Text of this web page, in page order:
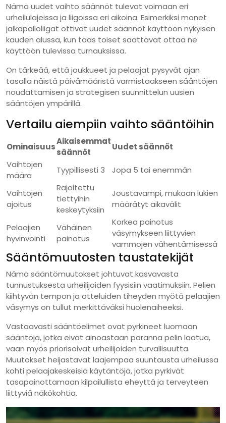
Nämä uudet vaihto säännöt tulevat voimaan eri
urheilulajeissa ja liigoissa eri aikoina. Esimerkiksi monet
jalkapalloliigat ottivat uudet säännöt käyttöön nykyisen
kauden alussa, kun taas toiset saattavat ottaa ne
käyttöön tulevissa turnauksissa.
On tärkeää, että joukkueet ja pelaajat pysyvät ajan
tasalla näistä päivämääristä varmistaakseen sääntöjen
noudattamisen ja strategisen suunnittelun uusien
sääntöjen ympärillä.
Vertailu aiempiin vaihto sääntöihin
Ominaisuus
Aikaisemmat
säännöt
Uudet säännöt
Vaihtojen
määrä
Tyypillisesti 3 Jopa 5 tai enemmän
Vaihtojen
ajoitus
Rajoitettu
tiettyihin
keskeytyksiin
Joustavampi, mukaan lukien
määrätyt aikavälit
Pelaajien
hyvinvointi
Vähäinen
painotus
Korkea painotus
väsymykseen liittyvien
vammojen vähentämisessä
Sääntömuutosten taustatekijät
Nämä sääntömuutokset johtuvat kasvavasta
tunnustuksesta urheilijoiden fyysisiin vaatimuksiin. Pelien
kiihtyvän tempon ja otteluiden tiheyden myötä pelaajien
väsymys on tullut merkittäväksi huolenaiheeksi.
Vastaavasti sääntöelimet ovat pyrkineet luomaan
sääntöjä, jotka eivät ainoastaan paranna pelin laatua,
vaan myös priorisoivat urheilijoiden turvallisuutta.
Muutokset heijastavat laajempaa suuntausta urheilussa
kohti pelaajakeskeisiä käytäntöjä, jotka pyrkivät
tasapainottamaan kilpailullista eheyttä ja terveyteen
liittyviä näkökohtia.